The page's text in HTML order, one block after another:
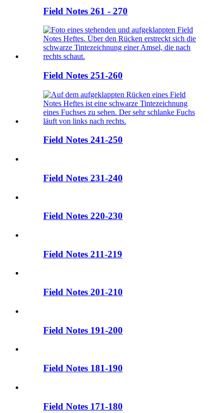
Field Notes 261 - 270
Field Notes 251-260
Field Notes 241-250
Field Notes 231-240
Field Notes 220-230
Field Notes 211-219
Field Notes 201-210
Field Notes 191-200
Field Notes 181-190
Field Notes 171-180